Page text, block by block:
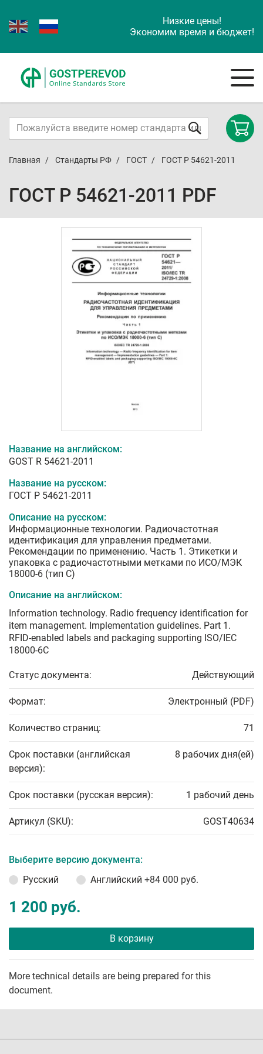
Низкие цены!
Экономим время и бюджет!
Главная Стандарты РФ ГОСТ ГОСТ Р 54621-2011
ГОСТ Р 54621-2011 PDF
Название на английском:
GOST R 54621-2011
Название на русском:
ГОСТ Р 54621-2011
Описание на русском:
Информационные технологии. Радиочастотная
идентификация для управления предметами.
Рекомендации по применению. Часть 1. Этикетки и
упаковка с радиочастотными метками по ИСО/МЭК
18000-6 (тип C)
Описание на английском:
Information technology. Radio frequency identification for
item management. Implementation guidelines. Part 1.
RFID-enabled labels and packaging supporting ISO/IEC
18000-6C
Статус документа: Действующий
Формат: Электронный (PDF)
Количество страниц: 71
Срок поставки (английская
версия):
8 рабочих дня(ей)
Срок поставки (русская версия): 1 рабочий день
Артикул (SKU): GOST40634
Выберите версию документа:
Русский
Английский +84 000 руб.
1 200 руб.
В корзину
More technical details are being prepared for this
document.